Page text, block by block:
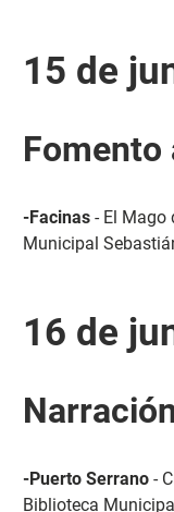
15 de
Fomento
-Facinas- El Mago
Municipal
16 de
-Puerto Serrano-
Biblioteca